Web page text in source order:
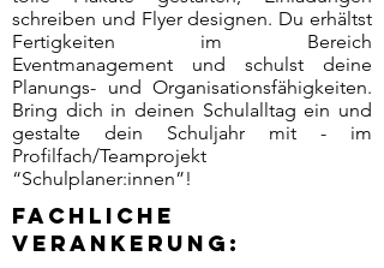
schreiben und Flyer designen. Du erhältst
Fertigkeiten im Bereich
Eventmanagement und schulst deine
Planungs- und Organisationsfähigkeiten.
Bring dich in deinen Schulalltag ein und
gestalte dein Schuljahr mit - im
Profilfach/Teamprojekt
“Schulplaner:innen”!
Fachliche
Verankerung: